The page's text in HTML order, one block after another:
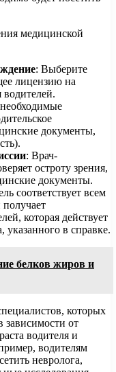
медицинской
: Выберите
лицензию на
документы,
: Врач-
остроту зрения,
документы.
соответствует всем
которая действует
указанного в справке.
белков жиров и
которых
зависимости от
водителя и
водителям
невролога,